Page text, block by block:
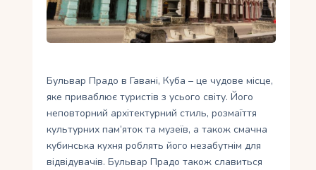
Укр
Бульвар Прадо в Гавані, Куба – це чудове місце,
яке приваблює туристів з усього світу. Його
неповторний архітектурний стиль, розмаїття
культурних пам’яток та музеїв, а також смачна
кубинська кухня роблять його незабутнім для
відвідувачів. Бульвар Прадо також славиться